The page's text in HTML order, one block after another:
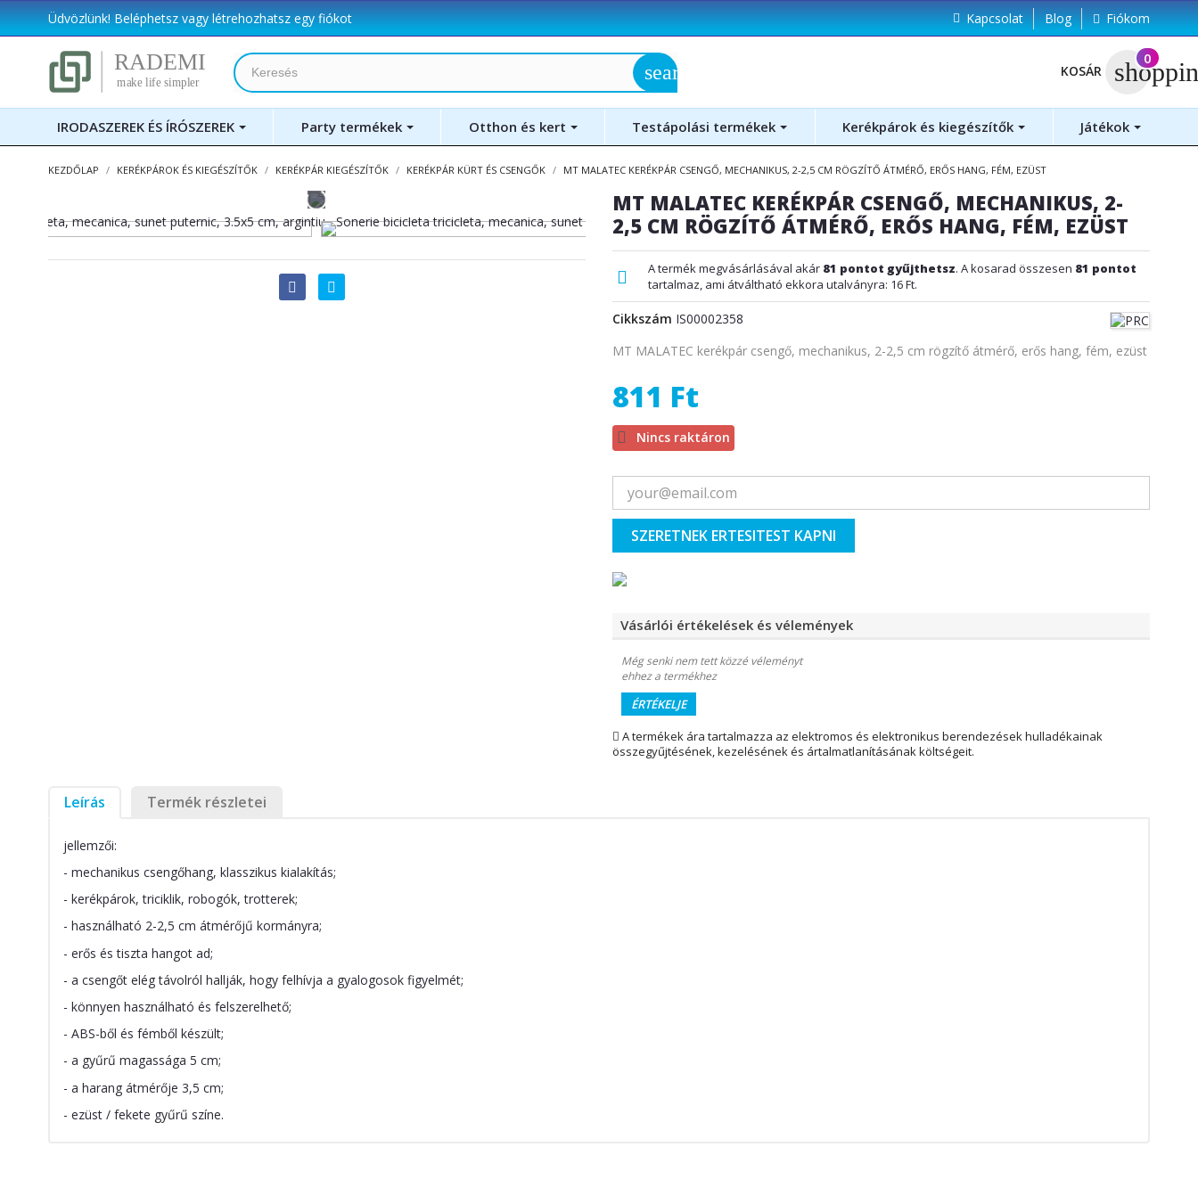
Üdvözlünk!Beléphetszvagylétrehozhatsz egy fiókot Kapcsolat Blog Fiókom
search KOSÁR
0 )
IRODASZEREK ÉS ÍRÓSZEREK Party termékek Otthon és kert Testápolási termékek Kerékpárok és kiegészítők Játékok
KEZDŐLAP KERÉKPÁROK ÉS KIEGÉSZÍTŐK KERÉKPÁR KIEGÉSZÍTŐK KERÉKPÁR KÜRT ÉS CSENGŐK MT MALATEC KERÉKPÁR CSENGŐ, MECHANIKUS, 2-2,5 CM RÖGZÍTŐ ÁTMÉRŐ, ERŐS HANG, FÉM, EZÜST
MT MALATEC KERÉKPÁR CSENGŐ, MECHANIKUS, 2-
2,5 CM RÖGZÍTŐ ÁTMÉRŐ, ERŐS HANG, FÉM, EZÜST
A termék megvásárlásával akár 81 pontot gyűjthetsz. A kosarad összesen 81 pontot
tartalmaz, ami átváltható ekkora utalványra: 16 Ft.
Cikkszám IS00002358
MT MALATEC kerékpár csengő, mechanikus, 2-2,5 cm rögzítő átmérő, erős hang, fém, ezüst
811 Ft
 Nincs raktáron
SZERETNEK ERTESITEST KAPNI
Vásárlói értékelések és vélemények
Még senki nem tett közzé véleményt
ehhez a termékhez
ÉRTÉKELJE
A termékek ára tartalmazza az elektromos és elektronikus berendezések hulladékainak
összegyűjtésének, kezelésének és ártalmatlanításának költségeit.
Leírás Termék részletei
jellemzői:
- mechanikus csengőhang, klasszikus kialakítás;
- kerékpárok, triciklik, robogók, trotterek;
- használható 2-2,5 cm átmérőjű kormányra;
- erős és tiszta hangot ad;
- a csengőt elég távolról hallják, hogy felhívja a gyalogosok figyelmét;
- könnyen használható és felszerelhető;
- ABS-ből és fémből készült;
- a gyűrű magassága 5 cm;
- a harang átmérője 3,5 cm;
- ezüst / fekete gyűrű színe.